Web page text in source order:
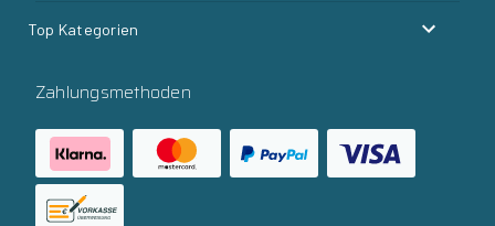
Top Kategorien
Zahlungsmethoden